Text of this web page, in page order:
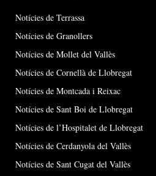
Notícies de Terrassa
Notícies de Granollers
Notícies de Mollet del Vallès
Notícies de Cornellà de Llobregat
Notícies de Montcada i Reixac
Notícies de Sant Boi de Llobregat
Notícies de l’Hospitalet de Llobregat
Notícies de Cerdanyola del Vallès
Notícies de Sant Cugat del Vallès